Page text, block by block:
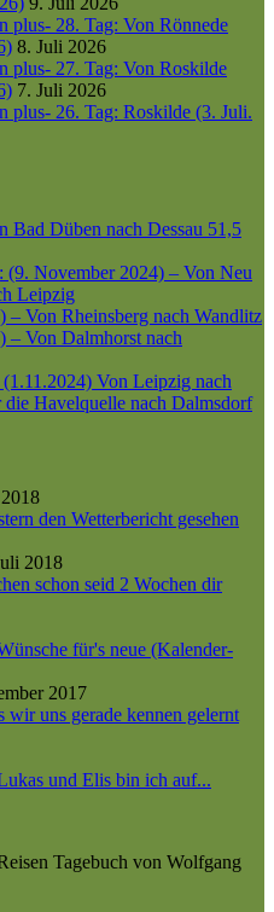
plus- 28. Tag: Von Rönnede
8. Juli 2026
plus- 27. Tag: Von Roskilde
7. Juli 2026
plus- 26. Tag: Roskilde (3. Juli.
Bad Düben nach Dessau 51,5
(9. November 2024) – Von Neu
Leipzig
– Von Rheinsberg nach Wandlitz
– Von Dalmhorst nach
(1.11.2024) Von Leipzig nach
Havelquelle nach Dalmsdorf
den Wetterbericht gesehen
2018
schon seid 2 Wochen dir
für's neue (Kalender-
2017
wir uns gerade kennen gelernt
und Elis bin ich auf...
Tagebuch von Wolfgang